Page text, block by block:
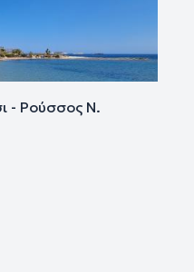
- Ρούσσος Ν.